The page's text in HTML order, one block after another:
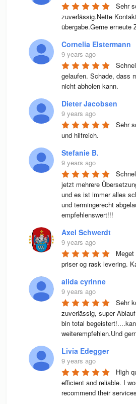
Sehr
zuverlässig.Nette
übergabe.Gerne erneute
Cornelia Elstermann
9 years ago
gelaufen. Schade, dass
nicht abholen kann.
Dieter Jacobsen
9 years ago
Sehr
und hilfreich.
Stefanie B.
9 years ago
jetzt mehrere
und es ist immer alles
und termingerecht
empfehlenswert!!!
Axel Schwerdt
9 years ago
priser og rask levering.
alida cyrinne
9 years ago
Sehr
zuverlässig, super
bin total
weiterempfehlen.Und
Livia Edegger
9 years ago
High
efficient and reliable. I
recommend their